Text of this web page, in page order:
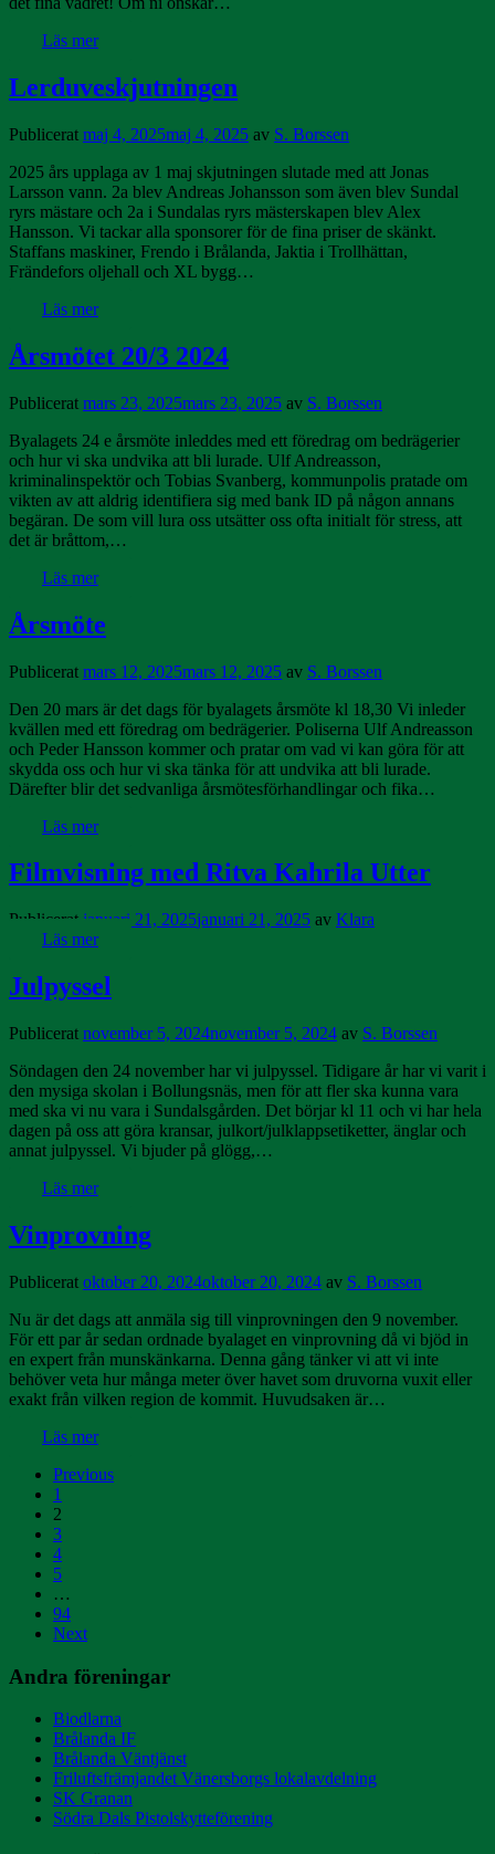
Läs mer
Lerduveskjutningen
Publicerat maj 4, 2025maj 4, 2025 av S. Borssen
2025 års upplaga av 1 maj skjutningen slutade med att Jonas
Larsson vann. 2a blev Andreas Johansson som även blev Sundal
ryrs mästare och 2a i Sundalas ryrs mästerskapen blev Alex
Hansson. Vi tackar alla sponsorer för de fina priser de skänkt.
Staffans maskiner, Frendo i Brålanda, Jaktia i Trollhättan,
Frändefors oljehall och XL bygg…
Läs mer
Årsmötet 20/3 2024
Publicerat mars 23, 2025mars 23, 2025 av S. Borssen
Byalagets 24 e årsmöte inleddes med ett föredrag om bedrägerier
och hur vi ska undvika att bli lurade. Ulf Andreasson,
kriminalinspektör och Tobias Svanberg, kommunpolis pratade om
vikten av att aldrig identifiera sig med bank ID på någon annans
begäran. De som vill lura oss utsätter oss ofta initialt för stress, att
det är bråttom,…
Läs mer
Årsmöte
Publicerat mars 12, 2025mars 12, 2025 av S. Borssen
Den 20 mars är det dags för byalagets årsmöte kl 18,30 Vi inleder
kvällen med ett föredrag om bedrägerier. Poliserna Ulf Andreasson
och Peder Hansson kommer och pratar om vad vi kan göra för att
skydda oss och hur vi ska tänka för att undvika att bli lurade.
Därefter blir det sedvanliga årsmötesförhandlingar och fika…
Läs mer
Filmvisning med Ritva Kahrila Utter
Publicerat januari 21, 2025januari 21, 2025 av Klara
Läs mer
Julpyssel
Publicerat november 5, 2024november 5, 2024 av S. Borssen
Söndagen den 24 november har vi julpyssel. Tidigare år har vi varit i
den mysiga skolan i Bollungsnäs, men för att fler ska kunna vara
med ska vi nu vara i Sundalsgården. Det börjar kl 11 och vi har hela
dagen på oss att göra kransar, julkort/julklappsetiketter, änglar och
annat julpyssel. Vi bjuder på glögg,…
Läs mer
Vinprovning
Publicerat oktober 20, 2024oktober 20, 2024 av S. Borssen
Nu är det dags att anmäla sig till vinprovningen den 9 november.
För ett par år sedan ordnade byalaget en vinprovning då vi bjöd in
en expert från munskänkarna. Denna gång tänker vi att vi inte
behöver veta hur många meter över havet som druvorna vuxit eller
exakt från vilken region de kommit. Huvudsaken är…
Läs mer
Inläggsnavigering
Previous
1
2
3
4
5
…
94
Next
Andra föreningar
Biodlarna
Brålanda IF
Brålanda Väntjänst
Friluftsfrämjandet Vänersborgs lokalavdelning
SK Granan
Södra Dals Pistolskytteförening